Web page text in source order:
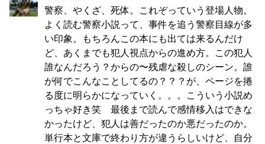
警察、やくざ、死体。これぞっていう登場人物。
よく読む警察小説って、事件を追う警察目線が多
い印象。もちろんこの本にも出ては来るんだけ
ど、あくまでも犯人視点からの進め方。この犯人
誰なんだろう？からの〜残虐な殺しのシーン。誰
が何でこんなことしてるの？？？が、ページを捲
る度に明らかになっていく。。。こういう小説め
っちゃ好き笑 最後まで読んで感情移入はできな
かったけど、犯人は善だったのか悪だったのか。
単行本と文庫で終わり方が違うらしいけど、自分